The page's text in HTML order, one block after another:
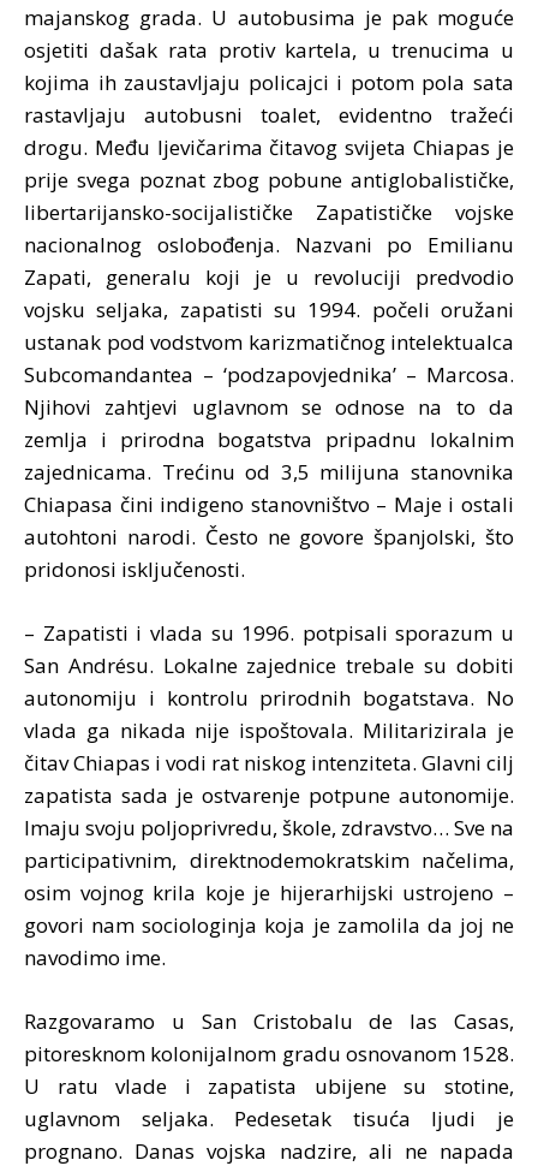
majanskog grada. U autobusima je pak moguće
osjetiti dašak rata protiv kartela, u trenucima u
kojima ih zaustavljaju policajci i potom pola sata
rastavljaju autobusni toalet, evidentno tražeći
drogu. Među ljevičarima čitavog svijeta Chiapas je
prije svega poznat zbog pobune antiglobalističke,
libertarijansko-socijalističke Zapatističke vojske
nacionalnog oslobođenja. Nazvani po Emilianu
Zapati, generalu koji je u revoluciji predvodio
vojsku seljaka, zapatisti su 1994. počeli oružani
ustanak pod vodstvom karizmatičnog intelektualca
Subcomandantea – ‘podzapovjednika’ – Marcosa.
Njihovi zahtjevi uglavnom se odnose na to da
zemlja i prirodna bogatstva pripadnu lokalnim
zajednicama. Trećinu od 3,5 milijuna stanovnika
Chiapasa čini indigeno stanovništvo – Maje i ostali
autohtoni narodi. Često ne govore španjolski, što
pridonosi isključenosti.
– Zapatisti i vlada su 1996. potpisali sporazum u
San Andrésu. Lokalne zajednice trebale su dobiti
autonomiju i kontrolu prirodnih bogatstava. No
vlada ga nikada nije ispoštovala. Militarizirala je
čitav Chiapas i vodi rat niskog intenziteta. Glavni cilj
zapatista sada je ostvarenje potpune autonomije.
Imaju svoju poljoprivredu, škole, zdravstvo… Sve na
participativnim, direktnodemokratskim načelima,
osim vojnog krila koje je hijerarhijski ustrojeno –
govori nam sociologinja koja je zamolila da joj ne
navodimo ime.
Razgovaramo u San Cristobalu de las Casas,
pitoresknom kolonijalnom gradu osnovanom 1528.
U ratu vlade i zapatista ubijene su stotine,
uglavnom seljaka. Pedesetak tisuća ljudi je
prognano. Danas vojska nadzire, ali ne napada